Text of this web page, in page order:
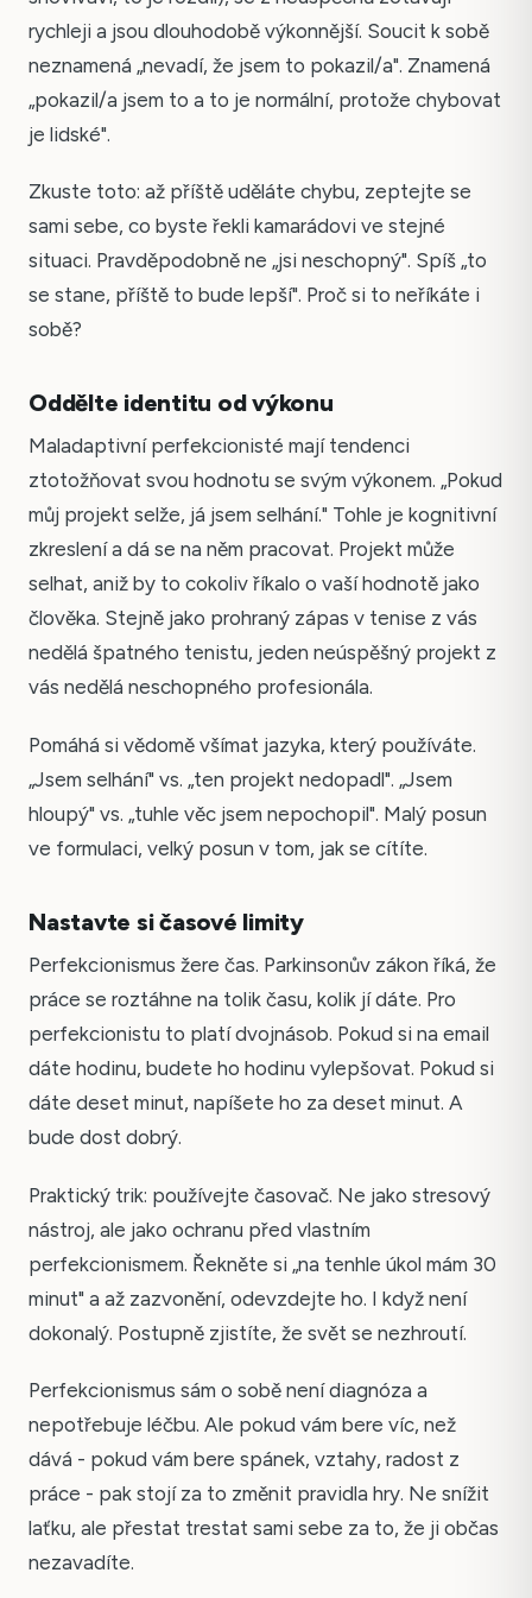
rychleji a jsou dlouhodobě výkonnější. Soucit k sobě
neznamená „nevadí, že jsem to pokazil/a". Znamená
„pokazil/a jsem to a to je normální, protože chybovat
je lidské".
Zkuste toto: až příště uděláte chybu, zeptejte se
sami sebe, co byste řekli kamarádovi ve stejné
situaci. Pravděpodobně ne „jsi neschopný". Spíš „to
se stane, příště to bude lepší". Proč si to neříkáte i
sobě?
Oddělte identitu od výkonu
Maladaptivní perfekcionisté mají tendenci
ztotožňovat svou hodnotu se svým výkonem. „Pokud
můj projekt selže, já jsem selhání." Tohle je kognitivní
zkreslení a dá se na něm pracovat. Projekt může
selhat, aniž by to cokoliv říkalo o vaší hodnotě jako
člověka. Stejně jako prohraný zápas v tenise z vás
nedělá špatného tenistu, jeden neúspěšný projekt z
vás nedělá neschopného profesionála.
Pomáhá si vědomě všímat jazyka, který používáte.
„Jsem selhání" vs. „ten projekt nedopadl". „Jsem
hloupý" vs. „tuhle věc jsem nepochopil". Malý posun
ve formulaci, velký posun v tom, jak se cítíte.
Nastavte si časové limity
Perfekcionismus žere čas. Parkinsonův zákon říká, že
práce se roztáhne na tolik času, kolik jí dáte. Pro
perfekcionistu to platí dvojnásob. Pokud si na email
dáte hodinu, budete ho hodinu vylepšovat. Pokud si
dáte deset minut, napíšete ho za deset minut. A
bude dost dobrý.
Praktický trik: používejte časovač. Ne jako stresový
nástroj, ale jako ochranu před vlastním
perfekcionismem. Řekněte si „na tenhle úkol mám 30
minut" a až zazvonění, odevzdejte ho. I když není
dokonalý. Postupně zjistíte, že svět se nezhroutí.
Perfekcionismus sám o sobě není diagnóza a
nepotřebuje léčbu. Ale pokud vám bere víc, než
dává - pokud vám bere spánek, vztahy, radost z
práce - pak stojí za to změnit pravidla hry. Ne snížit
laťku, ale přestat trestat sami sebe za to, že ji občas
nezavadíte.